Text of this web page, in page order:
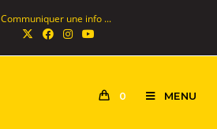
Communiquer une info ...
0 MENU